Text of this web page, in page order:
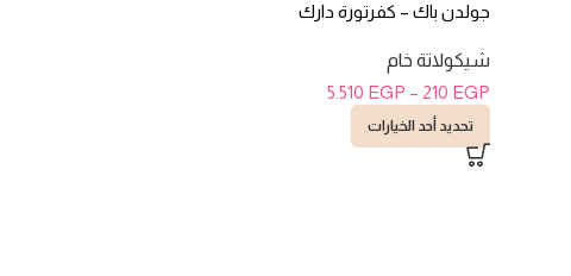
جولدن باك – كفرتورة دارك
شيكولاتة خام
210 EGP
–
5.510 EGP
تحديد أحد الخيارات